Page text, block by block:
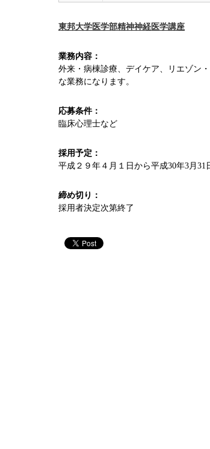
東邦大学医学部精神神経医学講座
業務内容：
外来・病棟診療、デイケア、リエゾン
な業務になります。
応募条件：
臨床心理士など
採用予定：
平成２９年４月１日から平成30年3月31
締め切り：
採用者決定次第終了